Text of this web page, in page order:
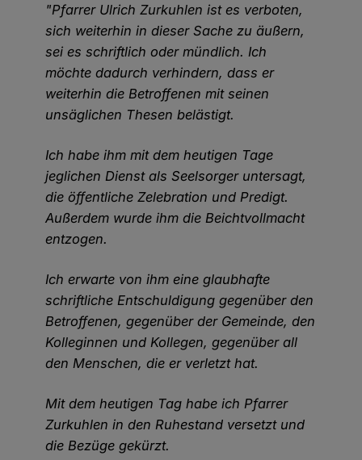
"Pfarrer Ulrich Zurkuhlen ist es verboten,
sich weiterhin in dieser Sache zu äußern,
sei es schriftlich oder mündlich. Ich
möchte dadurch verhindern, dass er
weiterhin die Betroffenen mit seinen
unsäglichen Thesen belästigt.
Ich habe ihm mit dem heutigen Tage
jeglichen Dienst als Seelsorger untersagt,
die öffentliche Zelebration und Predigt.
Außerdem wurde ihm die Beichtvollmacht
entzogen.
Ich erwarte von ihm eine glaubhafte
schriftliche Entschuldigung gegenüber den
Betroffenen, gegenüber der Gemeinde, den
Kolleginnen und Kollegen, gegenüber all
den Menschen, die er verletzt hat.
Mit dem heutigen Tag habe ich Pfarrer
Zurkuhlen in den Ruhestand versetzt und
die Bezüge gekürzt.